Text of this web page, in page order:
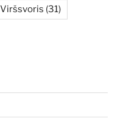
Viršsvoris (31)